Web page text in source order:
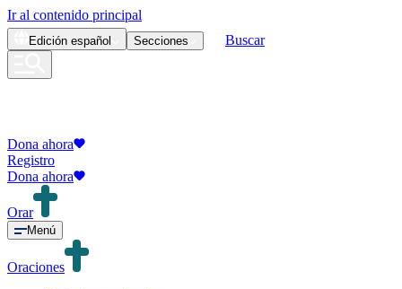
Ir al contenido principal
Edición español Secciones Buscar
Dona ahora
Registro
Dona ahora
Orar
Menú
Oraciones